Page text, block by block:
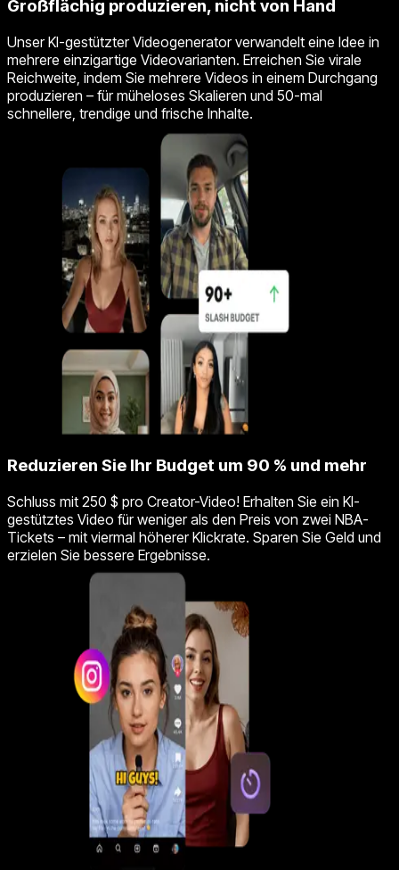
Großflächig produzieren, nicht von Hand
Unser KI-gestützter Videogenerator verwandelt eine Idee in
mehrere einzigartige Videovarianten. Erreichen Sie virale
Reichweite, indem Sie mehrere Videos in einem Durchgang
produzieren – für müheloses Skalieren und 50-mal
schnellere, trendige und frische Inhalte.
Reduzieren Sie Ihr Budget um 90 % und mehr
Schluss mit 250 $ pro Creator-Video! Erhalten Sie ein KI-
gestütztes Video für weniger als den Preis von zwei NBA-
Tickets – mit viermal höherer Klickrate. Sparen Sie Geld und
erzielen Sie bessere Ergebnisse.